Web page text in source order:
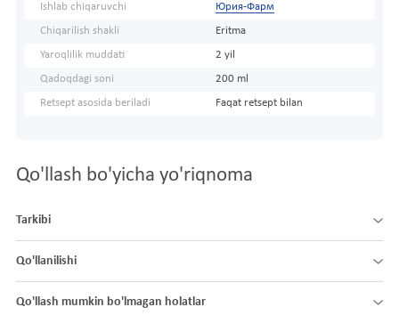
Ishlab chiqaruvchi Юрия-Фарм
Chiqarilish shakli Eritma
Yaroqlilik muddati 2 yil
Qadoqdagi soni 200 ml
Retsept asosida beriladi Faqat retsept bilan
Qo'llash bo'yicha yo'riqnoma
Tarkibi
Qo'llanilishi
Qo'llash mumkin bo'lmagan holatlar